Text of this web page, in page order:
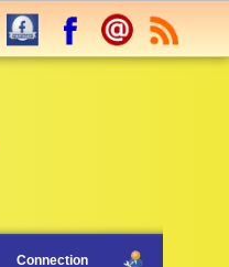
Connection